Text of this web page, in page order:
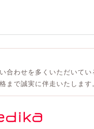
わせを多くいただいて
で誠実に伴走いたします